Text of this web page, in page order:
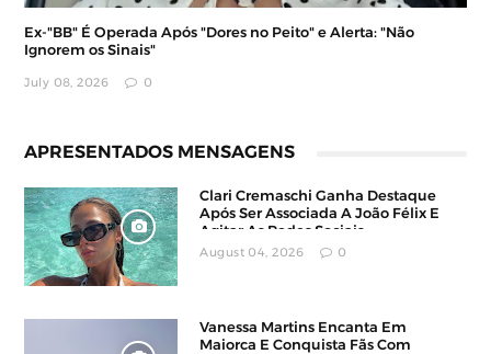
Ex-"BB" É Operada Após "Dores no Peito" e Alerta: "Não
Ignorem os Sinais"
July 08, 2026 0
APRESENTADOS MENSAGENS
Clari Cremaschi Ganha Destaque
Após Ser Associada A João Félix E
Agitar As Redes Sociais
August 04, 2026 0
Vanessa Martins Encanta Em
Maiorca E Conquista Fãs Com